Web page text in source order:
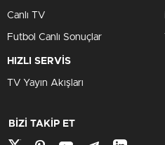
Canlı TV
Futbol Canlı Sonuçlar
HIZLI SERVİS
TV Yayın Akışları
BİZİ TAKİP ET